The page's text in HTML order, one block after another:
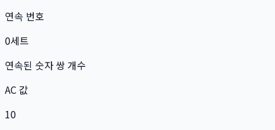
연속 번호
0세트
연속된 숫자 쌍 개수
AC 값
10